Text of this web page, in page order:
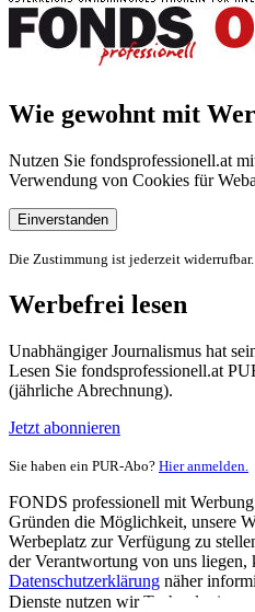
Wie gewohnt mit
Nutzen Sie fondsprofessionell.at
Verwendung von Cookies für
Einverstanden
Die Zustimmung ist jederzeit widerrufbar.
Werbefrei lesen
Unabhängiger Journalismus hat
Lesen Sie fondsprofessionell.at
(jährliche Abrechnung).
Jetzt abonnieren
Sie haben ein PUR-Abo? Hier anmelden.
FONDS professionell mit
Gründen die Möglichkeit, unsere
Werbeplatz zur Verfügung zu
der Verantwortung von uns liegen,
Datenschutzerklärung näher
Dienste nutzen wir Technologien